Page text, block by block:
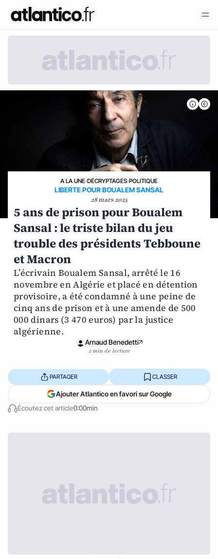
A LA UNE›DÉCRYPTAGES›POLITIQUE
LIBERTE POUR BOUALEM SANSAL
28 mars 2025
5 ans de prison pour Boualem
Sansal : le triste bilan du jeu
trouble des présidents Tebboune
et Macron
L’écrivain Boualem Sansal, arrêté le 16
novembre en Algérie et placé en détention
provisoire, a été condamné à une peine de
cinq ans de prison et à une amende de 500
000 dinars (3 470 euros) par la justice
algérienne.
Arnaud Benedetti
2 min de lecture
Écoutez cet article0:00min
PARTAGER CLASSER
Ajouter Atlantico en favori sur Google